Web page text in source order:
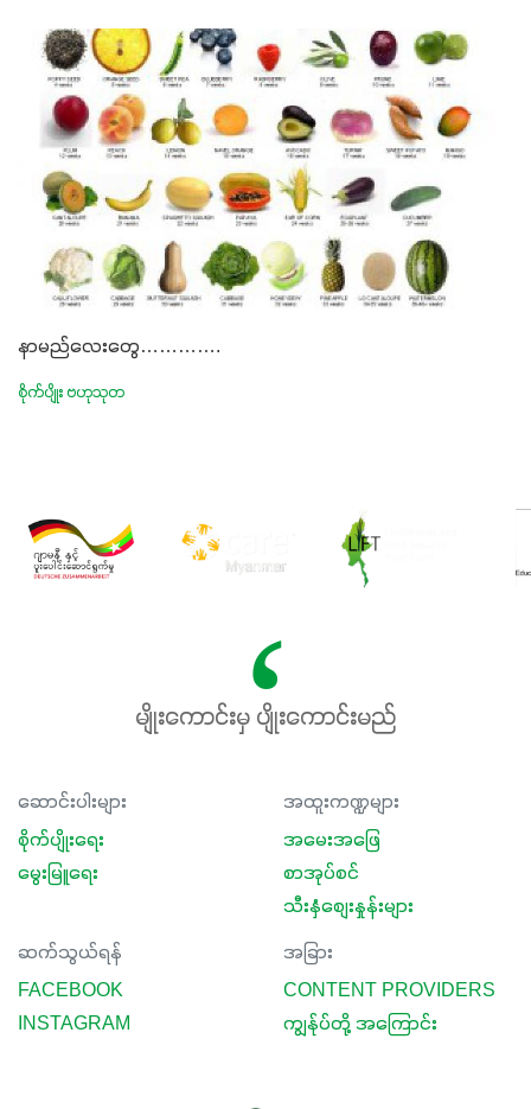
နာမည်လေးတွေ………….
စိုက်ပျိုး ဗဟုသုတ
မျိုးကောင်းမှ ပျိုးကောင်းမည်
ဆောင်းပါးများ
စိုက်ပျိုးရေး
မွေးမြူရေး
အထူးကဏ္ဍများ
အမေးအဖြေ
စာအုပ်စင်
သီးနှံစျေးနှုန်းများ
ဆက်သွယ်ရန်
FACEBOOK
INSTAGRAM
အခြား
CONTENT PROVIDERS
ကျွန်ုပ်တို့ အကြောင်း